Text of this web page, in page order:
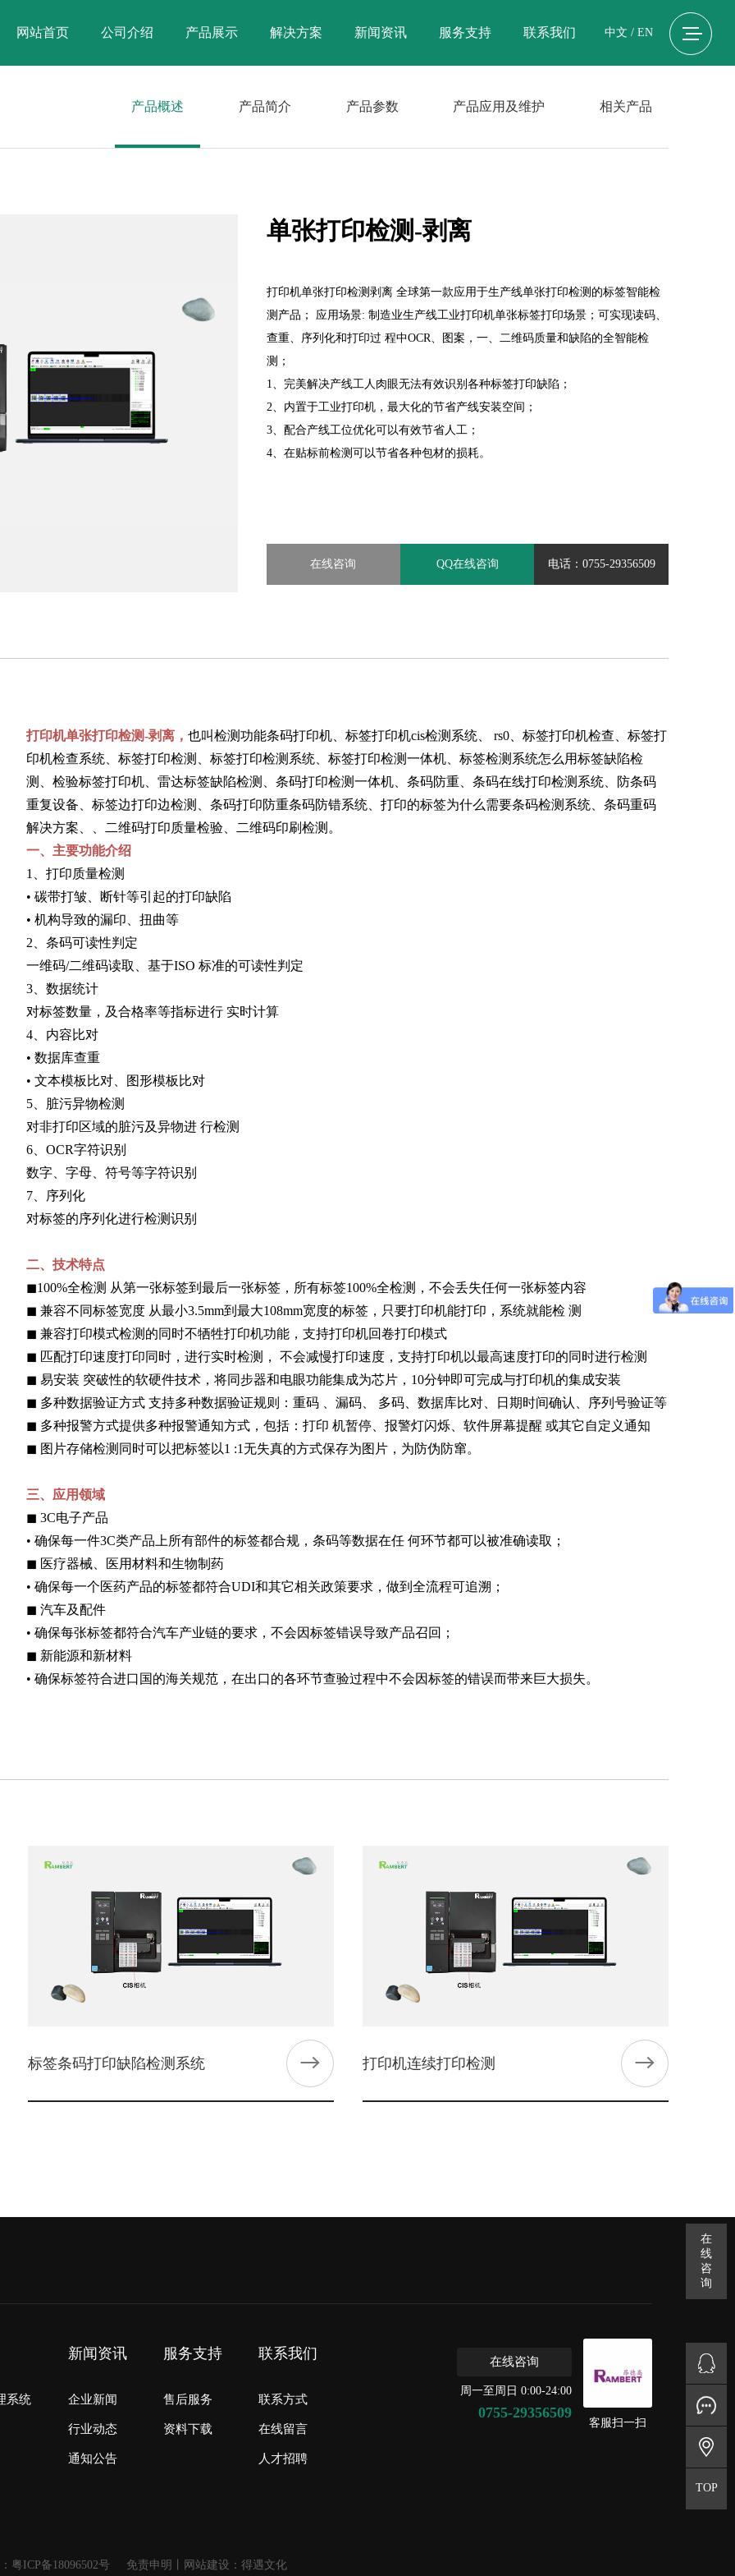
网站首页 公司介绍 产品展示 解决方案 新闻资讯 服务支持 联系我们 中文 / EN
产品概述 产品简介 产品参数 产品应用及维护 相关产品
单张打印检测-剥离
打印机单张打印检测剥离 全球第一款应用于生产线单张打印检测的标签智能检
测产品； 应用场景: 制造业生产线工业打印机单张标签打印场景；可实现读码、
查重、序列化和打印过 程中OCR、图案，一、二维码质量和缺陷的全智能检
测；
1、完美解决产线工人肉眼无法有效识别各种标签打印缺陷；
2、内置于工业打印机，最大化的节省产线安装空间；
3、配合产线工位优化可以有效节省人工；
4、在贴标前检测可以节省各种包材的损耗。
在线咨询 QQ在线咨询 电话：0755-29356509
打印机单张打印检测-剥离，也叫检测功能条码打印机、标签打印机cis检测系统、 rs0、标签打印机检查、标签打
印机检查系统、标签打印检测、标签打印检测系统、标签打印检测一体机、标签检测系统怎么用标签缺陷检
测、检验标签打印机、雷达标签缺陷检测、条码打印检测一体机、条码防重、条码在线打印检测系统、防条码
重复设备、标签边打印边检测、条码打印防重条码防错系统、打印的标签为什么需要条码检测系统、条码重码
解决方案、、二维码打印质量检验、二维码印刷检测。
一、主要功能介绍
1、打印质量检测
• 碳带打皱、断针等引起的打印缺陷
• 机构导致的漏印、扭曲等
2、条码可读性判定
一维码/二维码读取、基于ISO 标准的可读性判定
3、数据统计
对标签数量，及合格率等指标进行 实时计算
4、内容比对
• 数据库查重
• 文本模板比对、图形模板比对
5、脏污异物检测
对非打印区域的脏污及异物进 行检测
6、OCR字符识别
数字、字母、符号等字符识别
7、序列化
对标签的序列化进行检测识别
二、技术特点
◼100%全检测 从第一张标签到最后一张标签，所有标签100%全检测，不会丢失任何一张标签内容
◼ 兼容不同标签宽度 从最小3.5mm到最大108mm宽度的标签，只要打印机能打印，系统就能检 测
◼ 兼容打印模式检测的同时不牺牲打印机功能，支持打印机回卷打印模式
◼ 匹配打印速度打印同时，进行实时检测， 不会减慢打印速度，支持打印机以最高速度打印的同时进行检测
◼ 易安装 突破性的软硬件技术，将同步器和电眼功能集成为芯片，10分钟即可完成与打印机的集成安装
◼ 多种数据验证方式 支持多种数据验证规则：重码 、漏码、 多码、数据库比对、日期时间确认、序列号验证等
◼ 多种报警方式提供多种报警通知方式，包括：打印 机暂停、报警灯闪烁、软件屏幕提醒 或其它自定义通知
◼ 图片存储检测同时可以把标签以1 :1无失真的方式保存为图片，为防伪防窜。
三、应用领域
◼ 3C电子产品
• 确保每一件3C类产品上所有部件的标签都合规，条码等数据在任 何环节都可以被准确读取；
◼ 医疗器械、医用材料和生物制药
• 确保每一个医药产品的标签都符合UDI和其它相关政策要求，做到全流程可追溯；
◼ 汽车及配件
• 确保每张标签都符合汽车产业链的要求，不会因标签错误导致产品召回；
◼ 新能源和新材料
• 确保标签符合进口国的海关规范，在出口的各环节查验过程中不会因标签的错误而带来巨大损失。
标签条码打印缺陷检测系统 打印机连续打印检测
QQ咨询
在线留言
地址
TOP
返回顶部
系统
新闻资讯
企业新闻
行业动态
通知公告
服务支持
售后服务
资料下载
联系我们
联系方式
在线留言
人才招聘
在线咨询
周一至周日 0:00-24:00
0755-29356509
客服扫一扫
粤ICP备18096502号 免责申明 网站建设：得遇文化
在
线
咨
询